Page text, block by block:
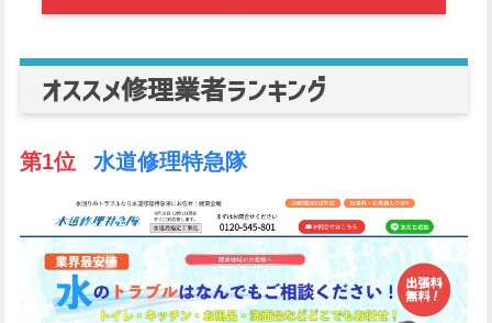
オススメ修理業者ランキング
第1位 水道修理特急隊